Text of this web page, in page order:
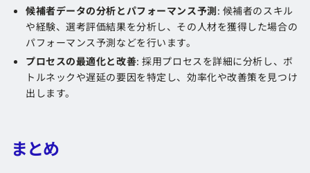
候補者データの分析とパフォーマンス予測: 候補者のスキル
や経験、選考評価結果を分析し、その人材を獲得した場合の
パフォーマンス予測などを行います​​。
プロセスの最適化と改善: 採用プロセスを詳細に分析し、ボ
トルネックや遅延の要因を特定し、効率化や改善策を見つけ
出します​​。
まとめ